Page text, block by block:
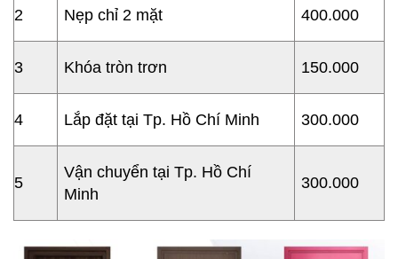
2 Nẹp chỉ 2 mặt 400.000
3 Khóa tròn trơn 150.000
4 Lắp đặt tại Tp. Hồ Chí Minh 300.000
5
Vận chuyển tại Tp. Hồ Chí
Minh
300.000